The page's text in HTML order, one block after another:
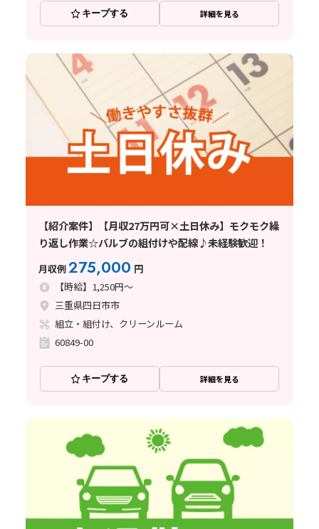
キープする 詳細を見る
【紹介案件】【月収27万円可×土日休み】モクモク繰
り返し作業☆バルブの組付けや配線♪未経験歓迎！
月収例275,000 円
【時給】1,250円～
三重県四日市市
組立・組付け、クリーンルーム
60849-00
キープする 詳細を見る